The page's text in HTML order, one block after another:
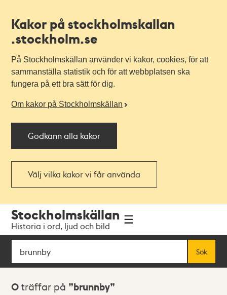
Kakor på stockholmskallan
.stockholm.se
På Stockholmskällan använder vi kakor, cookies, för att
sammanställa statistik och för att webbplatsen ska
fungera på ett bra sätt för dig.
Om kakor på Stockholmskällan
Godkänn alla kakor
Välj vilka kakor vi får använda
navigationen
huvudinnehållet
Stockholmskällan
Historia i ord, ljud och bild
Sök
Sök
Sökresultat
0 träffar på brunnby